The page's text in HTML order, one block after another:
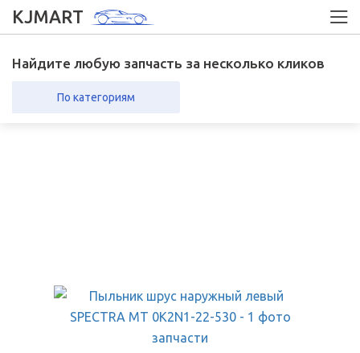
KJMART
Найдите любую запчасть за несколько кликов
По категориям